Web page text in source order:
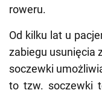
roweru.
Od kilku lat u
zabiegu usunięcia
soczewki
to tzw. soczewki